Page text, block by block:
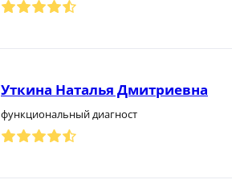
Уткина Наталья Дмитриевна
функциональный диагност